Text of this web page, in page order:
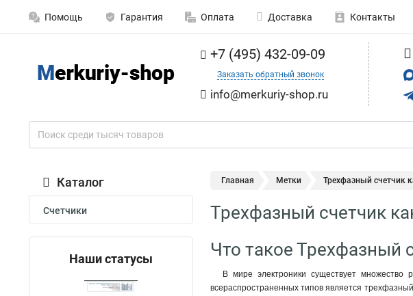
Помощь Гарантия Оплата Доставка Контакты
+7 (495) 432-09-09
Заказать обратный звонок
info@merkuriy-shop.ru
Каталог
Счетчики
Наши статусы
Главная Метки Трехфазный счетчик
Трехфазный счетчик
Что такое Трехфазный
В мире электроники существует множество
всераспространенных типов является